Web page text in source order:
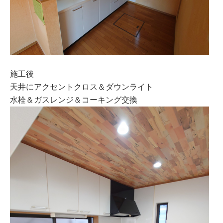
施工後
天井にアクセントクロス＆ダウンライト
水栓＆ガスレンジ＆コーキング交換